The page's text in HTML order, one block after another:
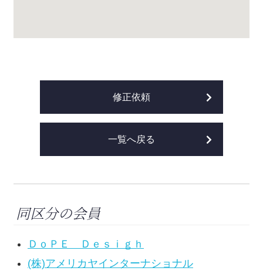
修正依頼
一覧へ戻る
同区分の会員
ＤｏＰＥ Ｄｅｓｉｇｈ
(株)アメリカヤインターナショナル